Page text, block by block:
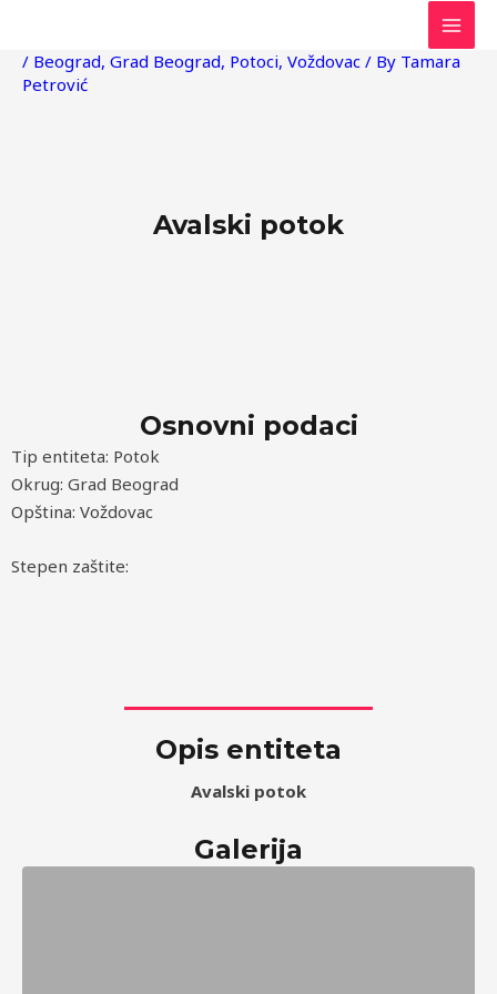
content
/ Beograd, Grad Beograd, Potoci, Voždovac / By Tamara
Petrović
Avalski potok
Osnovni podaci
Tip entiteta: Potok
Okrug: Grad Beograd
Opština: Voždovac
Stepen zaštite:
Opis entiteta
Avalski potok
Galerija